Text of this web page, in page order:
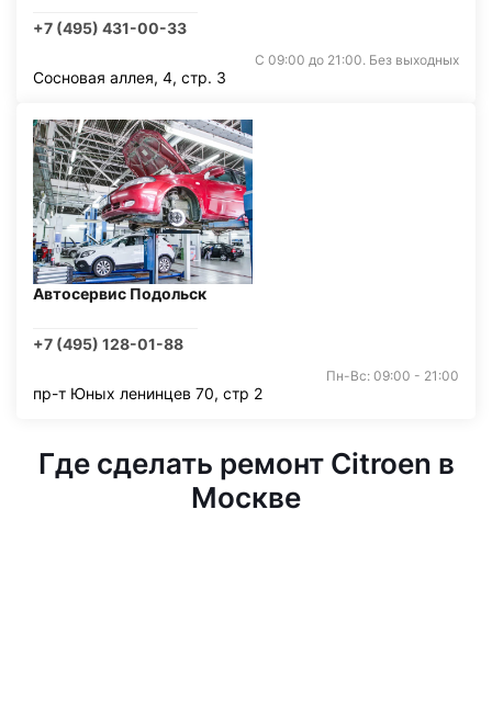
+7 (495) 431-00-33
С 09:00 до 21:00. Без выходных
Сосновая аллея, 4, стр. 3
Автосервис Подольск
+7 (495) 128-01-88
Пн-Вс: 09:00 - 21:00
пр-т Юных ленинцев 70, стр 2
Где сделать ремонт Citroen в
Москве